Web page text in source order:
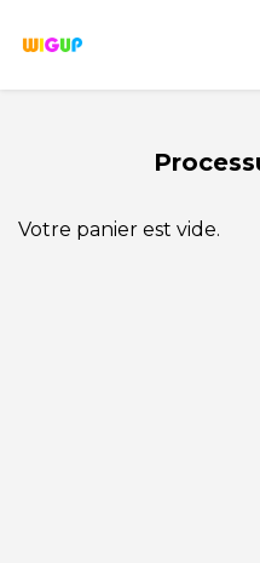
au
Votre panier est vide.